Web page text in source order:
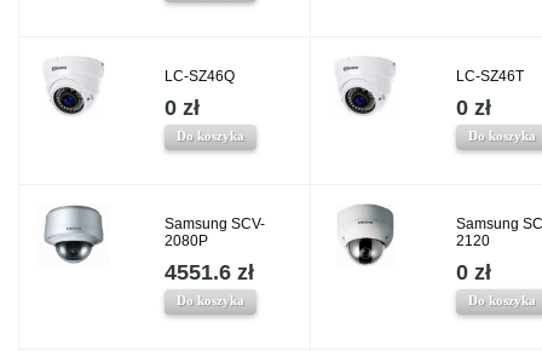
LC-SZ46Q
0 zł
Do koszyka
LC-SZ46T
0 zł
Do koszyka
Samsung SCV-
2080P
4551.6 zł
Do koszyka
Samsung
2120
0 zł
Do koszyka